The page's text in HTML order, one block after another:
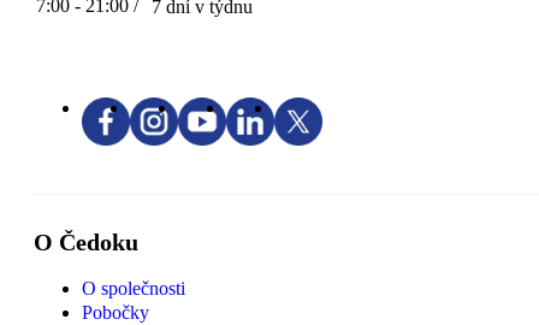
7:00 - 21:00 / 7 dní v týdnu
O Čedoku
O společnosti
Pobočky